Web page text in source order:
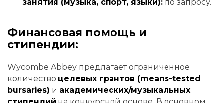
занятия (музыка, спорт, языки): по запросу.
Финансовая помощь и
стипендии:
Wycombe Abbey предлагает ограниченное
количество целевых грантов (means-tested
bursaries) и академических/музыкальных